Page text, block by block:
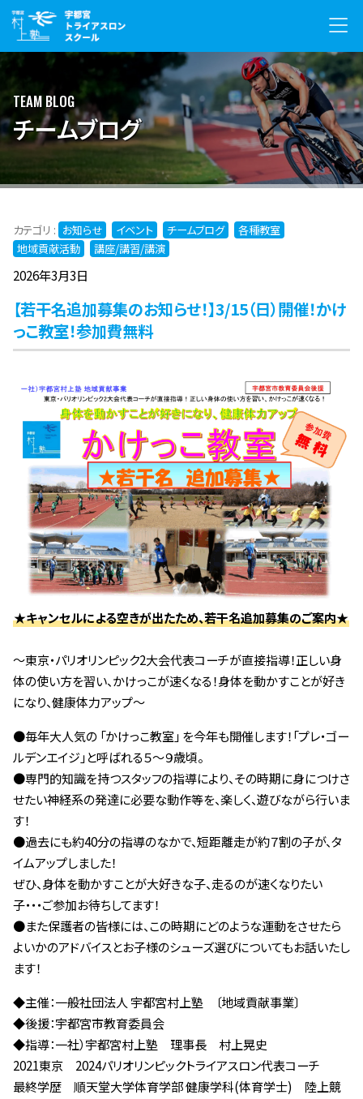
TEAM BLOG
チームブログ
カテゴリ : お知らせ イベント チームブログ
各種教室
地域貢献活動
講座/講習/講演
2026年3月3日
【若干名追加募集のお知らせ！】3/15（日）開催！かけ
っこ教室！参加費無料
★キャンセルによる空きが出たため、若干名追加募集のご案内★
～東京・パリオリンピック2大会代表コーチが直接指導！正しい身
体の使い方を習い、かけっこが速くなる！身体を動かすことが好き
になり、健康体力アップ～
●毎年大人気の 「かけっこ教室」 を今年も開催します！「プレ・ゴー
ルデンエイジ」と呼ばれる５～９歳頃。
●専門的知識を持つスタッフの指導により、その時期に身につけさ
せたい神経系の発達に必要な動作等を、楽しく、遊びながら行いま
す！
●過去にも約40分の指導のなかで、短距離走が約７割の子が、タ
イムアップしました！
ぜひ、身体を動かすことが大好きな子、走るのが速くなりたい
子・・・ご参加お待ちしてます！
●また保護者の皆様には、この時期にどのような運動をさせたら
よいかのアドバイスとお子様のシューズ選びについてもお話いたし
ます！
◆主催：一般社団法人 宇都宮村上塾 〔地域貢献事業〕
◆後援：宇都宮市教育委員会
◆指導：一社）宇都宮村上塾 理事長 村上晃史
2021東京 2024パリオリンピックトライアスロン代表コーチ
最終学歴 順天堂大学体育学部 健康学科(体育学士) 陸上競